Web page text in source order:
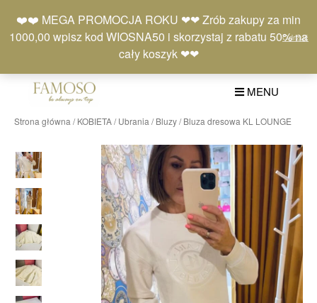
❤️❤️ MEGA PROMOCJA ROKU ❤❤ Zrób zakupy za min
1000,00 wpisz kod WIOSNA50 i skorzystaj z rabatu 50% na
cały koszyk ❤❤
Odrzuć
content
Moje
konto
Lista
życzeń
Koszyk
(0)
MENU
Strona główna /KOBIETA/Ubrania /Bluzy/ Bluza dresowa KL LOUNGE